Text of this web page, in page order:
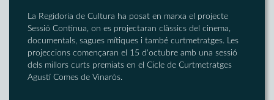
La Regidoria de Cultura ha posat en marxa el projecte
Sessió Continua, on es projectaran clàssics del cinema,
documentals, sagues mítiques i també curtmetratges. Les
projeccions començaran el 15 d'octubre amb una sessió
dels millors curts premiats en el Cicle de Curtmetratges
Agustí Comes de Vinaròs.